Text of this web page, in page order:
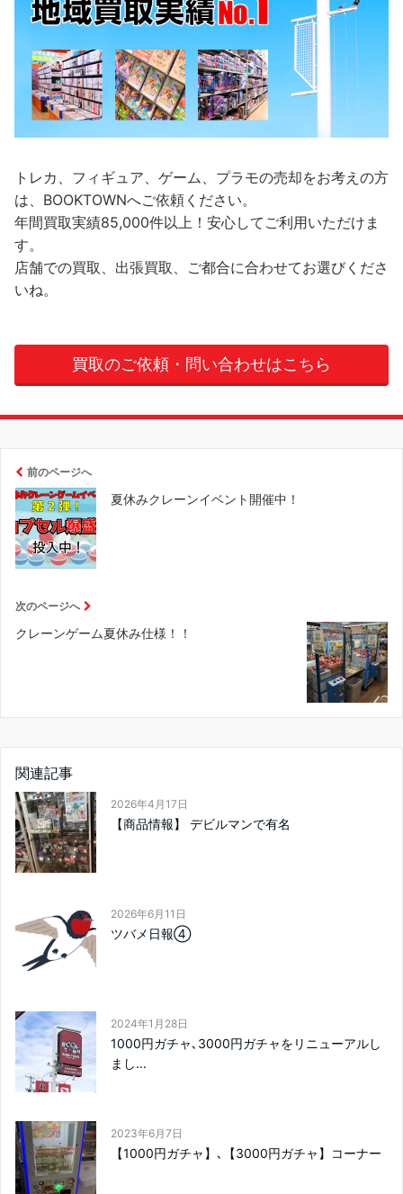
トレカ、フィギュア、ゲーム、プラモの売却をお考えの方
は、BOOKTOWNへご依頼ください。
年間買取実績85,000件以上！安心してご利用いただけま
す。
店舗での買取、出張買取、ご都合に合わせてお選びくださ
いね。
買取のご依頼・問い合わせはこちら
前のページへ
夏休みクレーンイベント開催中！
次のページへ
クレーンゲーム夏休み仕様！！
関連記事
2026年4月17日
【商品情報】 デビルマンで有名
2026年6月11日
ツバメ日報④
2024年1月28日
1000円ガチャ､3000円ガチャをリニューアルし
まし...
2023年6月7日
【1000円ガチャ】､【3000円ガチャ】コーナー